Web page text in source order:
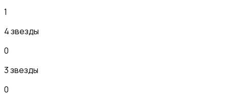
1
4 звезды
0
3 звезды
0